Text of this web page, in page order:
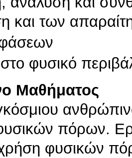
και των
φυσικό
Μαθήματος
πόρων.
φυσικών